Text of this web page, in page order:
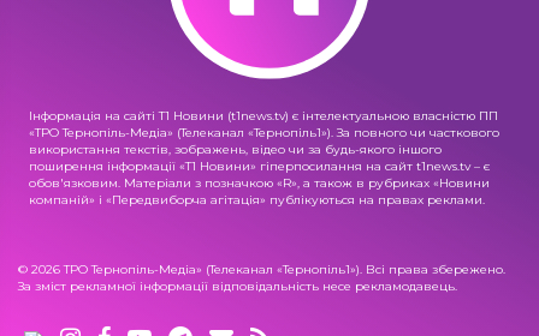
Інформація на сайті Т1 Новини (t1news.tv) є інтелектуальною власністю ПП
«ТРО Тернопіль-Медіа» (Телеканал «Тернопіль1»). За повного чи часткового
використання текстів, зображень, відео чи за будь-якого іншого
поширення інформації «Т1 Новини» гіперпосилання на сайт t1news.tv – є
обов'язковим. Матеріали з позначкою «R», а також в рубриках «Новини
компаній» і «Передвиборча агітація» публікуються на правах реклами.
© 2026 ТРО Тернопіль-Медіа» (Телеканал «Тернопіль1»). Всі права збережено.
За зміст рекламної інформації відповідальність несе рекламодавець.